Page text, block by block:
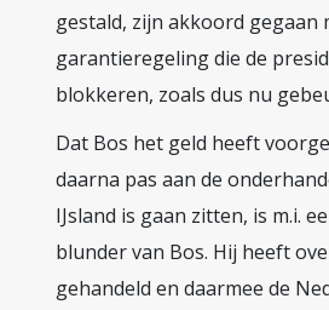
gestald, zijn akkoord gegaan
garantieregeling die de
blokkeren, zoals dus nu
Dat Bos het geld heeft
daarna pas aan de
IJsland is gaan zitten, is m.i.
blunder van Bos. Hij heeft
gehandeld en daarmee de